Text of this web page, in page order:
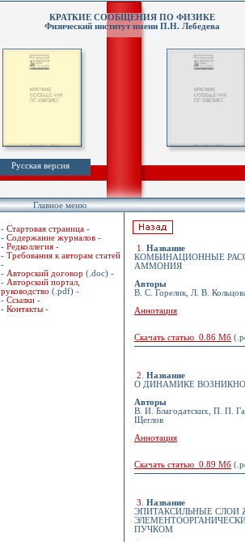
КРАТКИЕ СООБЩЕНИЯ ПО ФИЗИКЕ
Физический институт имени П.Н. Лебедева
Русская версия
Главное меню
- Стартовая страница -
- Содержание журналов -
- Редколлегия -
- Требования к авторам статей
-
- Авторский договор (.doc) -
- Авторский портал,
руководство (.pdf) -
- Ссылки -
- Контакты -
1
Название
КОМБИНАЦИОННЫЕ
АММОНИЯ
Авторы
В. С. Горелик, Л. В.
Аннотация
Скачать статью 0.86 Мб
2
Название
О ДИНАМИКЕ
Авторы
В. И. Благодатских, П. П.
Щеглов
Аннотация
Скачать статью 0.89 Мб
3
Название
ЭПИТАКСИЛЬНЫЕ СЛОИ
ПУЧКОМ